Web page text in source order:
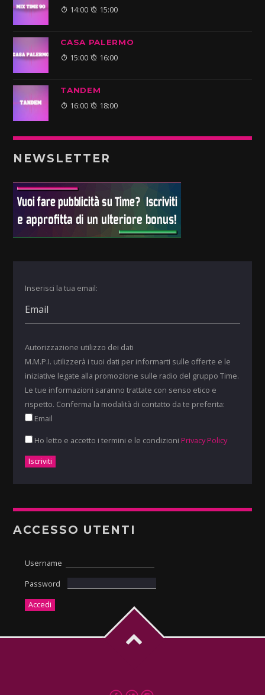
14:00 15:00
CASA PALERMO
15:00 16:00
TANDEM
16:00 18:00
NEWSLETTER
Inserisci la tua email:
Autorizzazione utilizzo dei dati
M.M.P.I. utilizzerà i tuoi dati per informarti sulle offerte e le
iniziative legate alla promozione sulle radio del gruppo Time.
Le tue informazioni saranno trattate con senso etico e
rispetto. Conferma la modalità di contatto da te preferita:
Email
Ho letto e accetto i termini e le condizioni Privacy Policy
ACCESSO UTENTI
Username
Password